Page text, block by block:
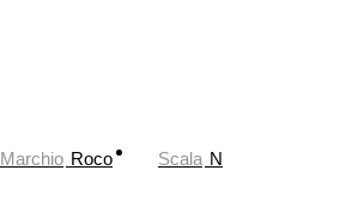
Marchio Roco Scala N